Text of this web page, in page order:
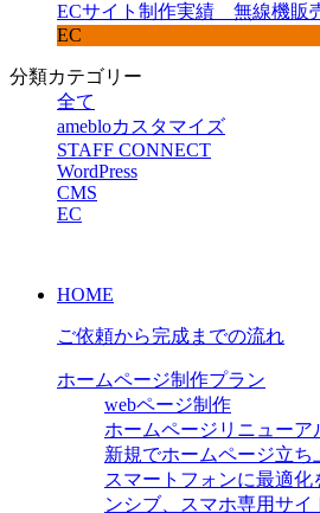
ECサイト制作実績 無線機販
EC
分類カテゴリー
全て
amebloカスタマイズ
STAFF CONNECT
WordPress
CMS
EC
HOME
ご依頼から完成までの流れ
ホームページ制作プラン
webページ制作
ホームページリニューア
新規でホームページ立ち
スマートフォンに最適
ンシブ、スマホ専用サイ